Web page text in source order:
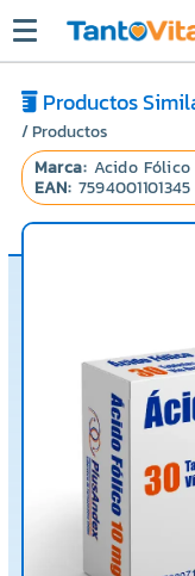
Productos
/ Productos
Marca: Acido
EAN: 7594001101345